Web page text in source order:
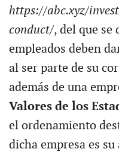
https://abc.xyz/
conduct/, del que se
empleados deben
al ser parte de su
además de una
Valores de los
el ordenamiento
dicha empresa es